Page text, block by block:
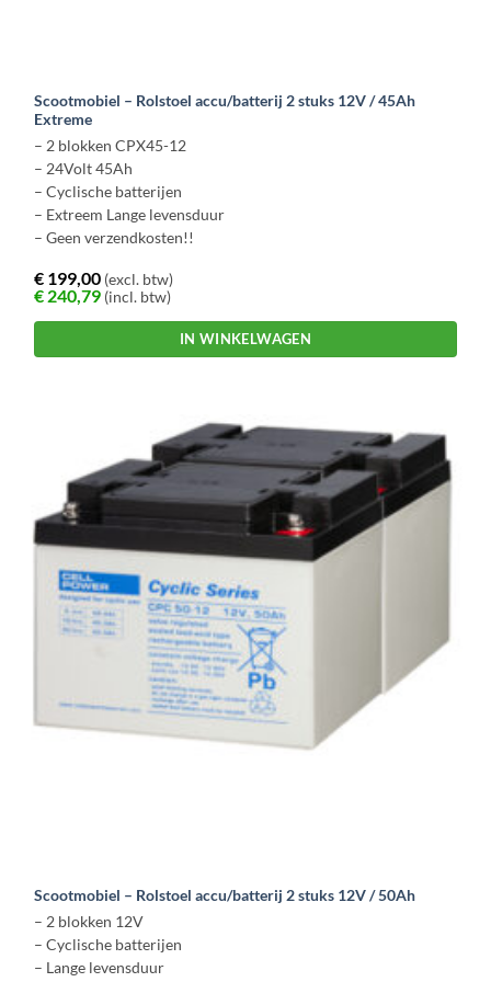
Scootmobiel – Rolstoel accu/batterij 2 stuks 12V / 45Ah
Extreme
– 2 blokken CPX45-12
– 24Volt 45Ah
– Cyclische batterijen
– Extreem Lange levensduur
– Geen verzendkosten!!
€ 199,00 (excl. btw)
€ 240,79 (incl. btw)
IN WINKELWAGEN
Scootmobiel – Rolstoel accu/batterij 2 stuks 12V / 50Ah
– 2 blokken 12V
– Cyclische batterijen
– Lange levensduur